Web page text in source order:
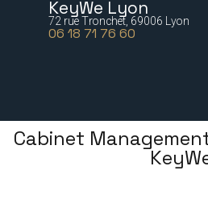
KeyWe Lyon
72 rue Tronchet, 69006 Lyon
06 18 71 76 60
Cabinet